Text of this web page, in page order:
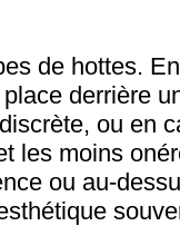
de hottes.
derrière
ou en
les moins
ou au-